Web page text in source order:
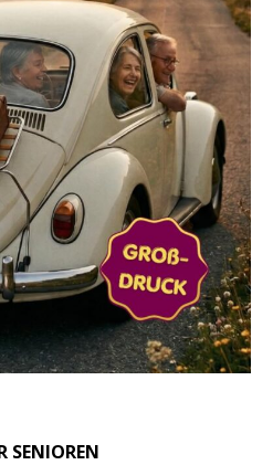
SENIOREN